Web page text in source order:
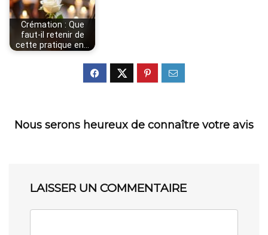
Crémation : Que
faut-il retenir de
cette pratique en…
Nous serons heureux de connaître votre avis
LAISSER UN COMMENTAIRE